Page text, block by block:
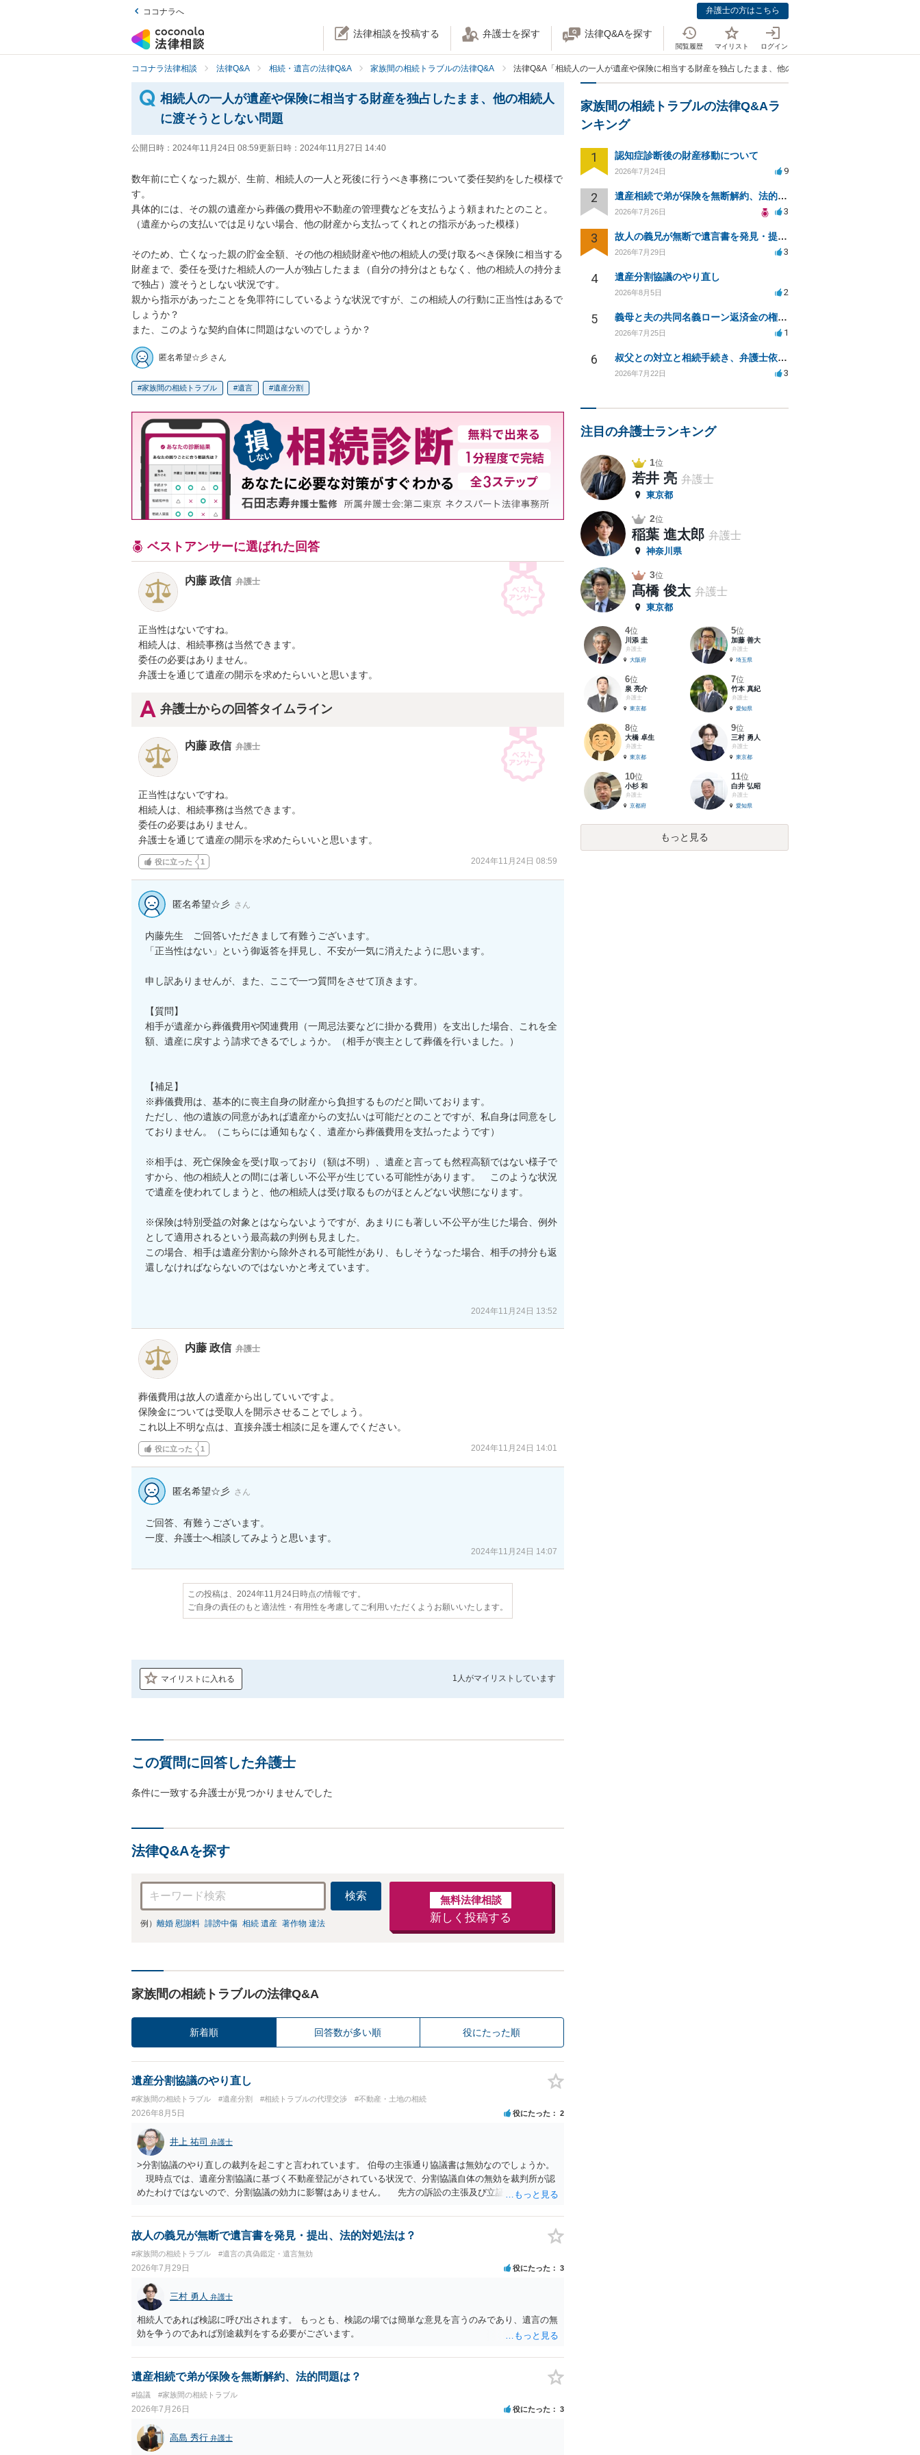
ココナラへ 弁護士の方はこちら
法律相談を投稿する 弁護士を探す 法律Q&Aを探す
閲覧履歴 マイリスト ログイン
ココナラ法律相談 法律Q&A 相続・遺言の法律Q&A 家族間の相続トラブルの法律Q&A 法律Q&A「相続人の一人が遺産や保険に相当する財産を独占したまま、他の相続人に渡そうとしない問題」
相続人の一人が遺産や保険に相当する財産を独占したまま、他の相続人
に渡そうとしない問題
公開日時： 2024年11月24日 08:59更新日時： 2024年11月27日 14:40
数年前に亡くなった親が、生前、相続人の一人と死後に行うべき事務について委任契約をした模様で
す。
具体的には、その親の遺産から葬儀の費用や不動産の管理費などを支払うよう頼まれたとのこと。
（遺産からの支払いでは足りない場合、他の財産から支払ってくれとの指示があった模様）
そのため、亡くなった親の貯金全額、その他の相続財産や他の相続人の受け取るべき保険に相当する
財産まで、委任を受けた相続人の一人が独占したまま（自分の持分はともなく、他の相続人の持分ま
で独占）渡そうとしない状況です。
親から指示があったことを免罪符にしているような状況ですが、この相続人の行動に正当性はあるで
しょうか？
また、このような契約自体に問題はないのでしょうか？
匿名希望☆彡 さん
家族間の相続トラブル 遺言 遺産分割
ベストアンサーに選ばれた回答
内藤 政信 弁護士
正当性はないですね。
相続人は、相続事務は当然できます。
委任の必要はありません。
弁護士を通じて遺産の開示を求めたらいいと思います。
弁護士からの回答タイムライン
内藤 政信 弁護士
正当性はないですね。
相続人は、相続事務は当然できます。
委任の必要はありません。
弁護士を通じて遺産の開示を求めたらいいと思います。
役に立った 1 2024年11月24日 08:59
匿名希望☆彡 さん
内藤先生　ご回答いただきまして有難うございます。
「正当性はない」という御返答を拝見し、不安が一気に消えたように思います。
申し訳ありませんが、また、ここで一つ質問をさせて頂きます。
【質問】
相手が遺産から葬儀費用や関連費用（一周忌法要などに掛かる費用）を支出した場合、これを全
額、遺産に戻すよう請求できるでしょうか。（相手が喪主として葬儀を行いました。）
【補足】
※葬儀費用は、基本的に喪主自身の財産から負担するものだと聞いております。
ただし、他の遺族の同意があれば遺産からの支払いは可能だとのことですが、私自身は同意をし
ておりません。（こちらには通知もなく、遺産から葬儀費用を支払ったようです）
※相手は、死亡保険金を受け取っており（額は不明）、遺産と言っても然程高額ではない様子で
すから、他の相続人との間には著しい不公平が生じている可能性があります。　このような状況
で遺産を使われてしまうと、他の相続人は受け取るものがほとんどない状態になります。
※保険は特別受益の対象とはならないようですが、あまりにも著しい不公平が生じた場合、例外
として適用されるという最高裁の判例も見ました。
この場合、相手は遺産分割から除外される可能性があり、もしそうなった場合、相手の持分も返
還しなければならないのではないかと考えています。
2024年11月24日 13:52
内藤 政信 弁護士
葬儀費用は故人の遺産から出していいですよ。
保険金については受取人を開示させることでしょう。
これ以上不明な点は、直接弁護士相談に足を運んでください。
役に立った 1 2024年11月24日 14:01
匿名希望☆彡 さん
ご回答、有難うございます。
一度、弁護士へ相談してみようと思います。
2024年11月24日 14:07
この投稿は、2024年11月24日時点の情報です。
ご自身の責任のもと適法性・有用性を考慮してご利用いただくようお願いいたします。
マイリストに入れる 1人がマイリストしています
この質問に回答した弁護士
条件に一致する弁護士が見つかりませんでした
法律Q&Aを探す
検索
例） 離婚 慰謝料 誹謗中傷 相続 遺産 著作物 違法
無料法律相談
新しく投稿する
家族間の相続トラブルの法律Q&A
新着順 回答数が多い順 役にたった順
遺産分割協議のやり直し
#家族間の相続トラブル #遺産分割 #相続トラブルの代理交渉 #不動産・土地の相続
2026年8月5日 役にたった 2
井上 祐司 弁護士
>分割協議のやり直しの裁判を起こすと言われています。 伯母の主張通り協議書は無効なのでしょうか。
現時点では、遺産分割協議に基づく不動産登記がされている状況で、分割協議自体の無効を裁判所が認
めたわけではないので、分割協議の効力に影響はありません。 先方の訴訟の主張及び立証次第ですが、
りますが、 ・伯母様自身が分割協議に加わっていること ・御祖母様の意に反する遺産分割協議を行う実
益が誰にあったかの立証が困難であること からすると、実際に遺産分割協議の効力が否定される可能性は
故人の義兄が無断で遺言書を発見・提出、法的対処法は？
#家族間の相続トラブル #遺言の真偽鑑定・遺言無効
2026年7月29日 役にたった 3
三村 勇人 弁護士
相続人であれば検認に呼び出されます。 もっとも、検認の場では簡単な意見を言うのみであり、遺言の無
効を争うのであれば別途裁判をする必要がございます。
遺産相続で弟が保険を無断解約、法的問題は？
#協議 #家族間の相続トラブル
2026年7月26日 役にたった 3
高島 秀行 弁護士
家族間の相続トラブルの法律Q&Aラ
ンキング
1 認知症診断後の財産移動について
2026年7月24日 9
2 遺産相続で弟が保険を無断解約、法的問題は？
2026年7月26日 3
3 故人の義兄が無断で遺言書を発見・提出、法的対処法は？
2026年7月29日 3
4 遺産分割協議のやり直し
2026年8月5日 2
5 義母と夫の共同名義ローン返済金の権利について知りたい
2026年7月25日 1
6 叔父との対立と相続手続き、弁護士依頼の方法は？
2026年7月22日 3
注目の弁護士ランキング
1位
若井 亮 弁護士
東京都
2位
稲葉 進太郎 弁護士
神奈川県
3位
髙橋 俊太 弁護士
東京都
4位
川添 圭
弁護士
大阪府
5位
加藤 善大
弁護士
埼玉県
6位
泉 亮介
弁護士
東京都
7位
竹本 真紀
弁護士
愛知県
8位
大橋 卓生
弁護士
東京都
9位
三村 勇人
弁護士
東京都
10位
小杉 和
弁護士
京都府
11位
白井 弘昭
弁護士
愛知県
もっと見る